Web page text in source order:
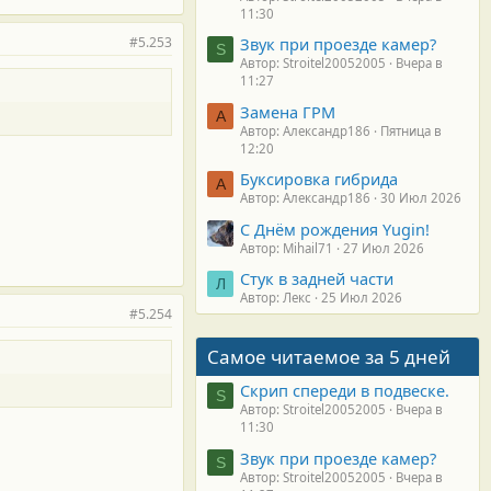
#5.253
#5.254
11:30
S Звук при проезде камер?
Автор: Stroitel20052005
Вчера в
11:27
А Замена ГРМ
Автор: Александр186
Пятница в
12:20
А Буксировка гибрида
Автор: Александр186 30 Июл 2026
С Днём рождения Yugin!
Автор: Mihail71 27 Июл 2026
Л Стук в задней части
Автор: Лекс 25 Июл 2026
Самое читаемое за 5 дней
S Скрип спереди в подвеске.
Автор: Stroitel20052005
Вчера в
11:30
S Звук при проезде камер?
Автор: Stroitel20052005
Вчера в